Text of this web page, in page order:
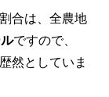
合は、全農地
ですので、
然としていま